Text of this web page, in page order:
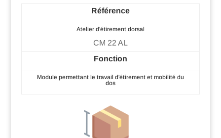
Référence
Atelier d'étirement dorsal
CM 22 AL
Fonction
Module permettant le travail d'étirement et mobilité du
dos